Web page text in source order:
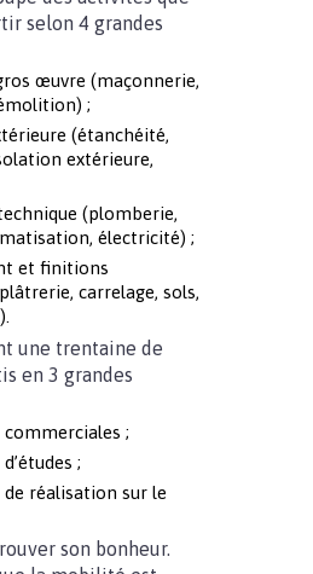
selon 4 grandes
œuvre (maçonnerie,
;
(étanchéité,
extérieure,
(plomberie,
électricité) ;
et finitions
carrelage, sols,
une trentaine de
en 3 grandes
;
;
réalisation sur le
son bonheur.